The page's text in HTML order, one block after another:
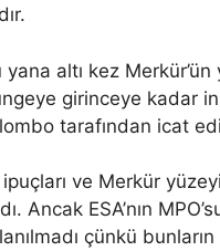
yana altı kez
girinceye kadar
tarafından icat
ve Merkür
Ancak ESA’nın
çünkü